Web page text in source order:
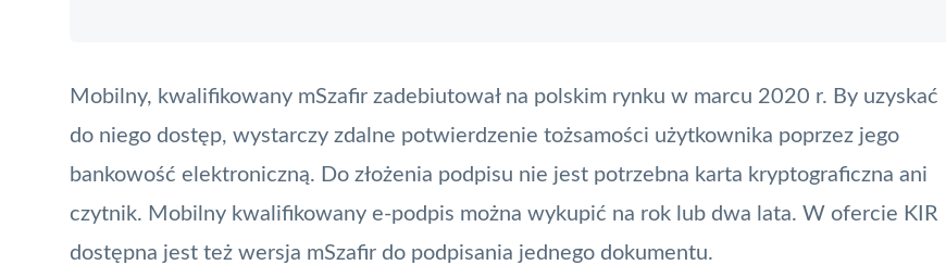
Mobilny, kwalifikowany mSzafir zadebiutował na polskim rynku w marcu 2020 r. By uzyskać
do niego dostęp, wystarczy zdalne potwierdzenie tożsamości użytkownika poprzez jego
bankowość elektroniczną. Do złożenia podpisu nie jest potrzebna karta kryptograficzna ani
czytnik. Mobilny kwalifikowany e-podpis można wykupić na rok lub dwa lata. W ofercie KIR
dostępna jest też wersja mSzafir do podpisania jednego dokumentu.